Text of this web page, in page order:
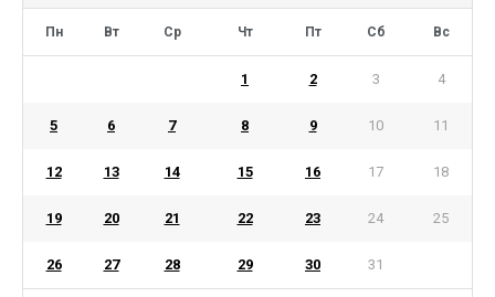
Пн Вт Ср Чт Пт Сб Вс
1 2 3 4
5 6 7 8 9 10 11
12 13 14 15 16 17 18
19 20 21 22 23 24 25
26 27 28 29 30 31